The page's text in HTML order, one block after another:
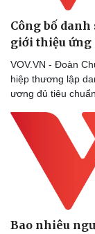
Công bố
giới thiệu ứng
VOV.VN - Đoàn
hiệp thương lập
ương đủ tiêu
Bao nhiêu